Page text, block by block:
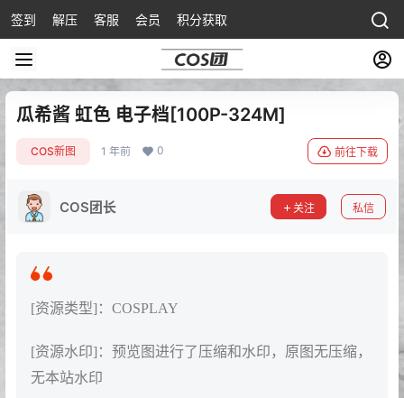
签到 解压 客服 会员 积分获取
瓜希酱 虹色 电子档[100P-324M]
COS新图 1 年前 0 前往下载
COS团长 关注 私信
[资源类型]：COSPLAY
[资源水印]：预览图进行了压缩和水印，原图无压缩，
无本站水印